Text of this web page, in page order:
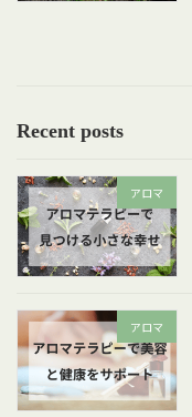
Recent posts
アロマ
アロマ